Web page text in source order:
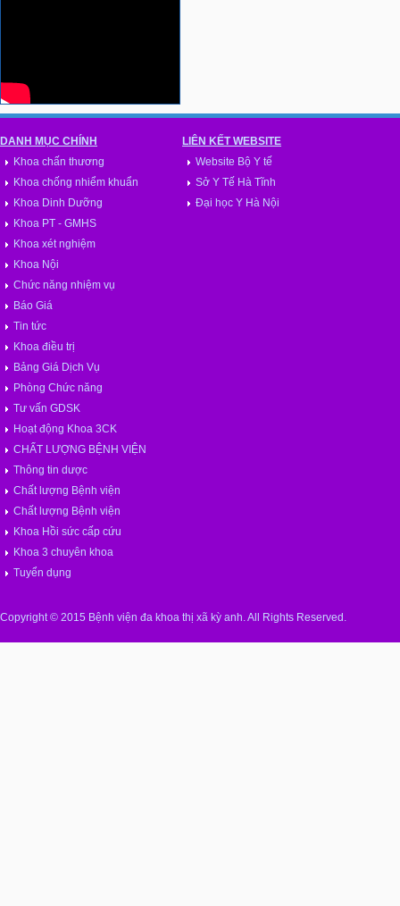
DANH MỤC CHÍNH
Khoa chấn thương
Khoa chống nhiểm khuẩn
Khoa Dinh Dưỡng
Khoa PT - GMHS
Khoa xét nghiệm
Khoa Nội
Chức năng nhiệm vụ
Báo Giá
Tin tức
Khoa điều trị
Bảng Giá Dịch Vụ
Phòng Chức năng
Tư vấn GDSK
Hoạt động Khoa 3CK
CHẤT LƯỢNG BỆNH VIỆN
Thông tin dược
Chất lượng Bệnh viện
Chất lượng Bệnh viện
Khoa Hồi sức cấp cứu
Khoa 3 chuyên khoa
Tuyển dụng
LIÊN KẾT WEBSITE
Website Bộ Y tế
Sở Y Tế Hà Tĩnh
Đại học Y Hà Nội
Copyright © 2015 Bệnh viện đa khoa thị xã kỳ anh. All Rights Reserved.